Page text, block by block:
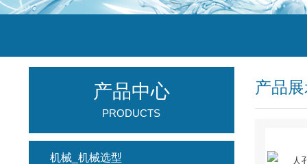
产品
产品中心
PRODUCTS
机械_机械选型